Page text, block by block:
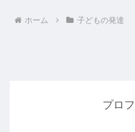
ホーム 子どもの発達
プロ